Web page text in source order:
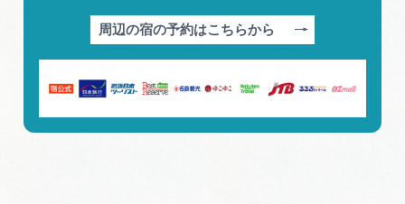
周辺の宿の予約はこちらから